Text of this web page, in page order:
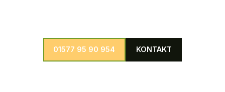
01577 95 90 954 KONTAKT